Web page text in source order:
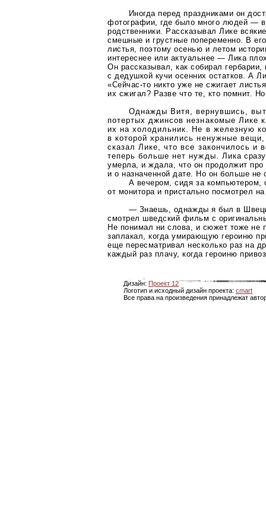
Иногда перед праздниками он
фотографии, где было много людей — в
родственники. Рассказывал Лике
смешные и грустные попеременно. В
листья, поэтому осенью и летом
интереснее или актуальнее — Лика
Он рассказывал, как собирал гербарии,
с дедушкой кучи осенних остатков. А
«Сейчас-то никто уже не сжигает
их сжигал? Разве что те, кто помнит.
Однажды Витя, вернувшись,
потертых джинсов незнакомые Лике
их на холодильник. Не в железную
в которой хранились ненужные
сказал Лике, что все закончилось и
теперь больше нет нужды. Лика
умерла, и ждала, что он продолжит про
и о назначенной дате. Но он больше не
А вечером, сидя за компьютером,
от монитора и пристально посмотрел
— Знаешь, однажды я был в
смотрел шведский фильм с
Не понимал ни слова, и сюжет тоже не
заплакал, когда умирающую героиню
еще пересматривал несколько раз на
каждый раз плачу, когда героиню
Дизайн: Проект 12
Логотип и исходный дизайн проекта: cmart
Все права на произведения принадлежат